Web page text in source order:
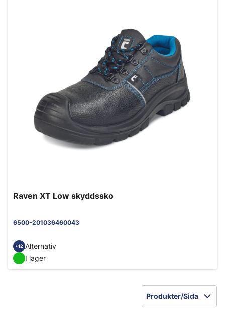
Raven XT Low skyddssko
6500-201036460043
+12 Alternativ
I lager
Produkter/Sida